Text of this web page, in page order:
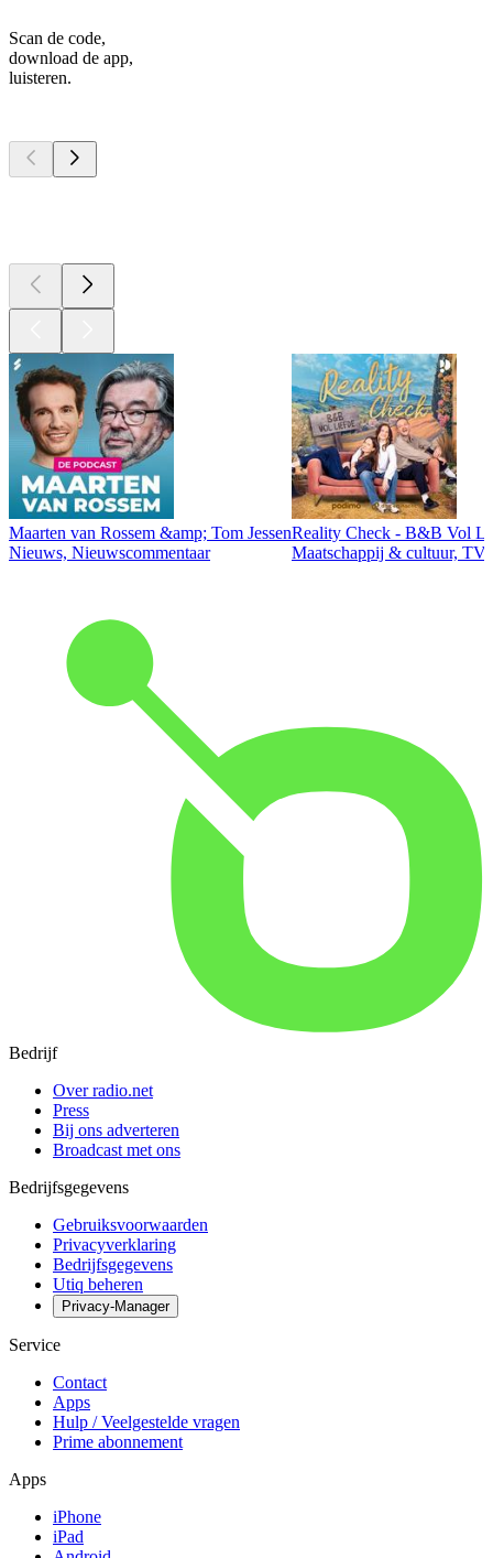
Scan de code,
download de app,
luisteren.
Maarten van Rossem &amp; Tom Jessen
Nieuws, Nieuwscommentaar
Reality Check - B&B Vol
Maatschappij & cultuur,
Bedrijf
Over radio.net
Press
Bij ons adverteren
Broadcast met ons
Bedrijfsgegevens
Gebruiksvoorwaarden
Privacyverklaring
Bedrijfsgegevens
Utiq beheren
Privacy-Manager
Service
Contact
Apps
Hulp / Veelgestelde vragen
Prime abonnement
Apps
iPhone
iPad